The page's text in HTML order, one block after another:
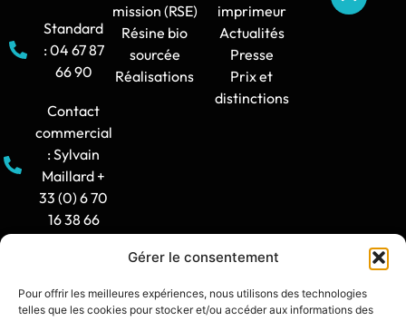
Gérer le consentement
Pour offrir les meilleures expériences, nous utilisons des technologies
telles que les cookies pour stocker et/ou accéder aux informations des
Standard
: 04 67 87
66 90
Contact
commercial
: Sylvain
Maillard +
33 (0) 6 70
16 38 66
: 8h30-12h
mission (RSE)
Résine bio
sourcée
Réalisations
imprimeur
Actualités
Presse
Prix et
distinctions